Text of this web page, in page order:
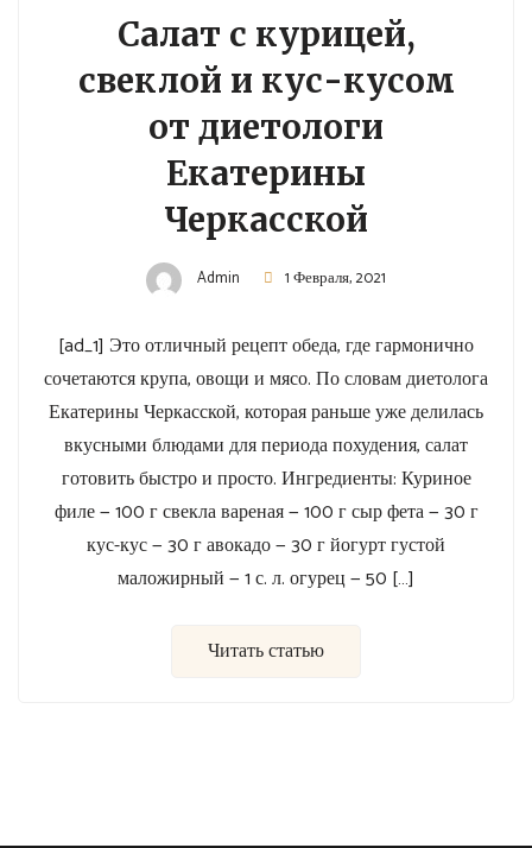
Салат с курицей,
свеклой и кус-кусом
от диетологи
Екатерины
Черкасской
Admin 1 Февраля, 2021
[ad_1] Это отличный рецепт обеда, где гармонично
сочетаются крупа, овощи и мясо. По словам диетолога
Екатерины Черкасской, которая раньше уже делилась
вкусными блюдами для периода похудения, салат
готовить быстро и просто. Ингредиенты: Куриное
филе — 100 г свекла вареная — 100 г сыр фета — 30 г
кус-кус — 30 г авокадо — 30 г йогурт густой
маложирный — 1 с. л. огурец — 50 […]
Читать статью